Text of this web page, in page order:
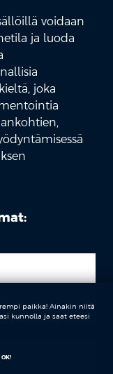
voidaan
ja luoda
joka
paikka! Ainakin niitä
kunnolla ja saat eteesi
OK!